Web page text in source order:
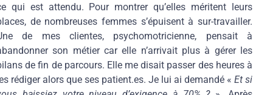
qui est attendu. Pour montrer qu’elles méritent leurs
de nombreuses femmes s’épuisent à sur-travailler.
de mes clientes, psychomotricienne, pensait à
son métier car elle n’arrivait plus à gérer les
de fin de parcours. Elle me disait passer des heures à
rédiger alors que ses patient.es. Je lui ai demandé « Et si